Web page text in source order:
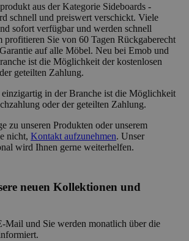
aus der Kategorie Sideboards -
schnell und preiswert verschickt. Viele
sofort verfügbar und werden schnell
profitieren Sie von 60 Tagen Rückgaberecht
auf alle Möbel. Neu bei Emob und
ist die Möglichkeit der kostenlosen
geteilten Zahlung.
in der Branche ist die Möglichkeit
oder der geteilten Zahlung.
zu unseren Produkten oder unserem
nicht, Kontakt aufzunehmen. Unser
wird Ihnen gerne weiterhelfen.
neuen Kollektionen und
Mail und Sie werden monatlich über die